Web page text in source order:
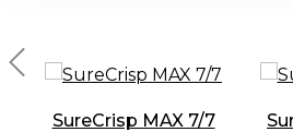
SureCrisp MAX 7/7